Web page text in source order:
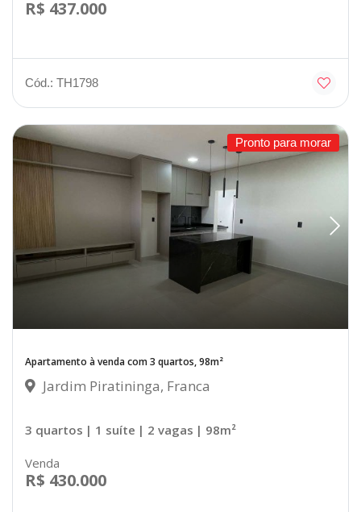
R$ 437.000
Cód.: TH1798
Pronto para morar
Apartamento à venda com 3 quartos, 98m²
Jardim Piratininga, Franca
3 quartos | 1 suíte | 2 vagas | 98m²
Venda
R$ 430.000